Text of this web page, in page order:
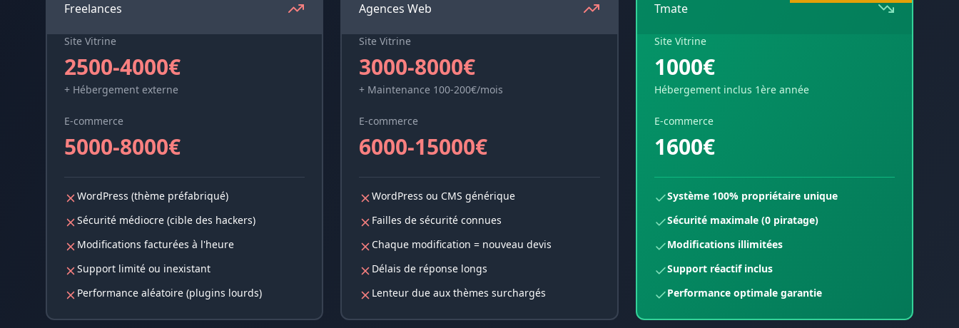
Freelances
Site Vitrine
2500-4000€
+ Hébergement externe
E-commerce
5000-8000€
WordPress (thème préfabriqué)
Sécurité médiocre (cible des hackers)
Modifications facturées à l'heure
Support limité ou inexistant
Performance aléatoire (plugins lourds)
Agences Web
Site Vitrine
3000-8000€
+ Maintenance 100-200€/mois
E-commerce
6000-15000€
WordPress ou CMS générique
Failles de sécurité connues
Chaque modification = nouveau devis
Délais de réponse longs
Lenteur due aux thèmes surchargés
Tmate
Site Vitrine
1000€
Hébergement inclus 1ère année
E-commerce
1600€
Système 100% propriétaire unique
Sécurité maximale (0 piratage)
Modifications illimitées
Support réactif inclus
Performance optimale garantie